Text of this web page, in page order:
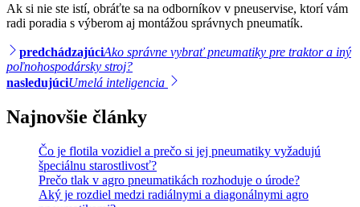
Ak si nie ste istí, obráťte sa na odborníkov v pneuservise, ktorí vám
radi poradia s výberom aj montážou správnych pneumatík.
predchádzajúciAko správne vybrať pneumatiky pre traktor a iný
poľnohospodársky stroj?
nasledujúciUmelá inteligencia
Najnovšie články
Čo je flotila vozidiel a prečo si jej pneumatiky vyžadujú
špeciálnu starostlivosť?
Prečo tlak v agro pneumatikách rozhoduje o úrode?
Aký je rozdiel medzi radiálnymi a diagonálnymi agro